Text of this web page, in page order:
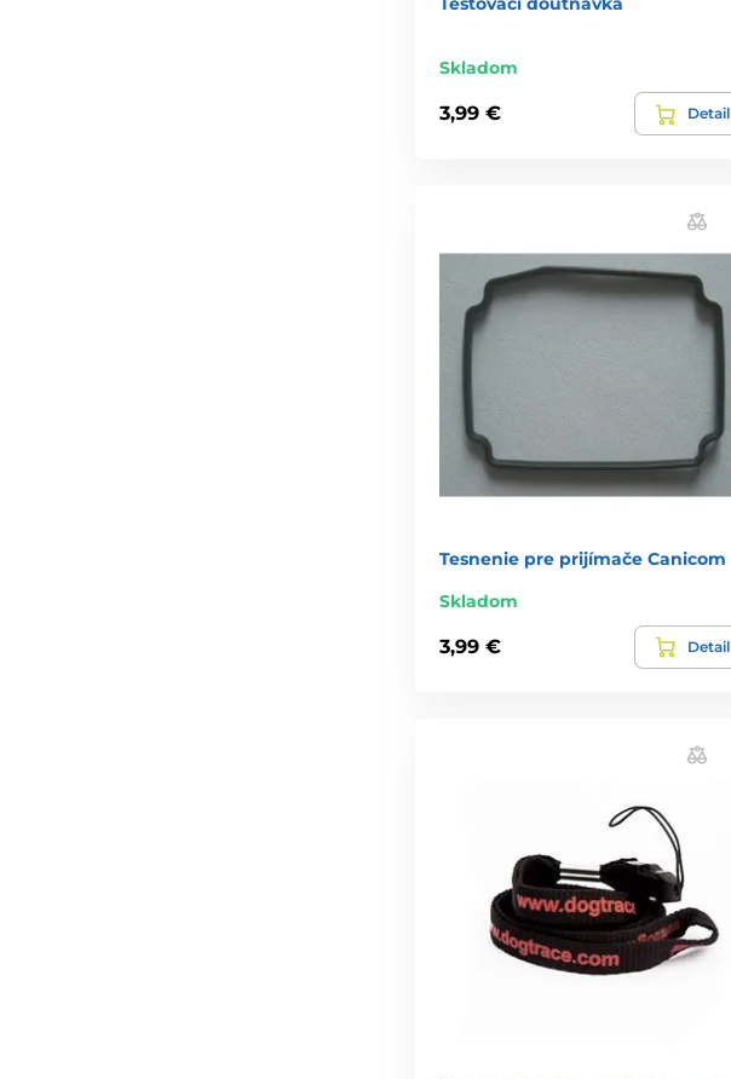
Skladom
3,99 € Detail
Tesnenie pre prijímače Canicom
Skladom
3,99 € Detail